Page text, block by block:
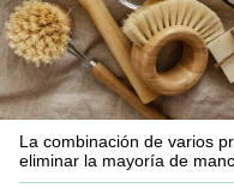
La combinación de varios
eliminar la mayoría de